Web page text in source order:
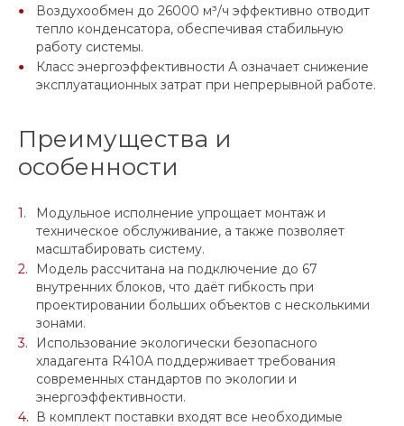
Воздухообмен до 26000 м³/ч эффективно отводит
тепло конденсатора, обеспечивая стабильную
работу системы.
Класс энергоэффективности А означает снижение
эксплуатационных затрат при непрерывной работе.
Преимущества и
особенности
Модульное исполнение упрощает монтаж и
техническое обслуживание, а также позволяет
масштабировать систему.
Модель рассчитана на подключение до 67
внутренних блоков, что даёт гибкость при
проектировании больших объектов с несколькими
зонами.
Использование экологически безопасного
хладагента R410A поддерживает требования
современных стандартов по экологии и
энергоэффективности.
В комплект поставки входят все необходимые